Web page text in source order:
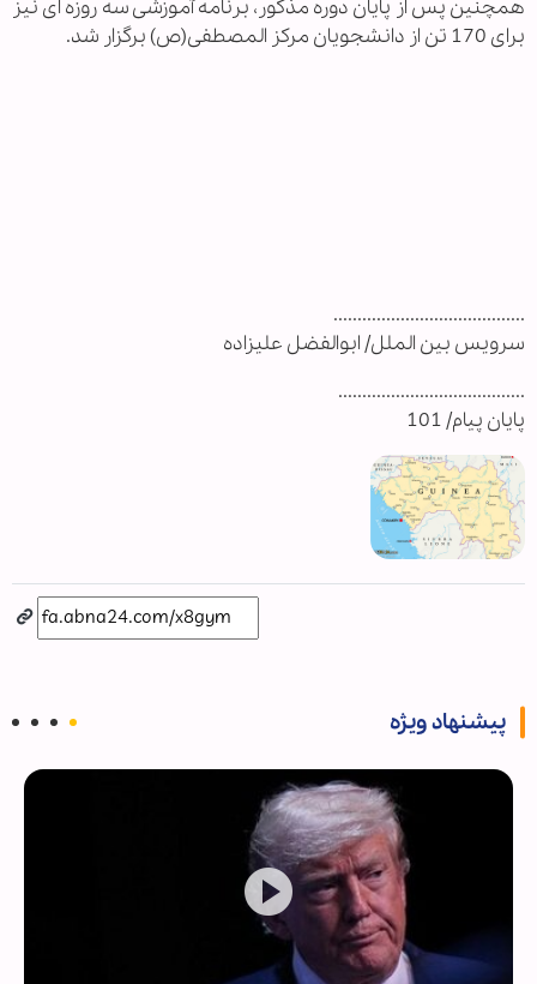
همچنین پس از پایان دوره مذکور، برنامه آموزشی سه روزه ای نیز
برای 170 تن از دانشجویان مرکز المصطفی(ص) برگزار شد.
........................................
سرویس بین الملل/ ابوالفضل علیزاده
.......................................
پایان پیام/ 101
پیشنهاد ویژه